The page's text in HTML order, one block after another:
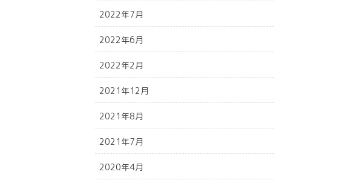
2022年7月
2022年6月
2022年2月
2021年12月
2021年8月
2021年7月
2020年4月